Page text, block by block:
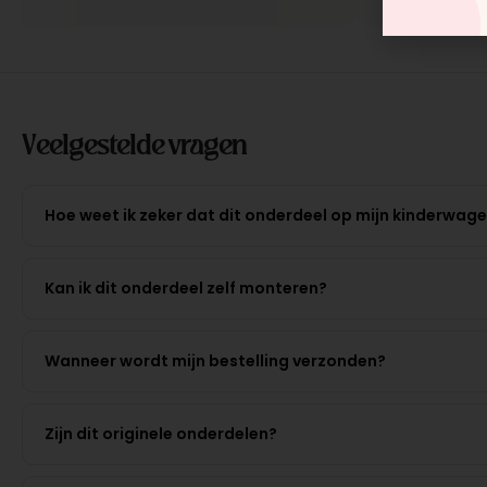
Veelgestelde vragen
Hoe weet ik zeker dat dit onderdeel op mijn
Kan ik dit onderdeel zelf monteren?
Wanneer wordt mijn bestelling verzonden?
Zijn dit originele onderdelen?